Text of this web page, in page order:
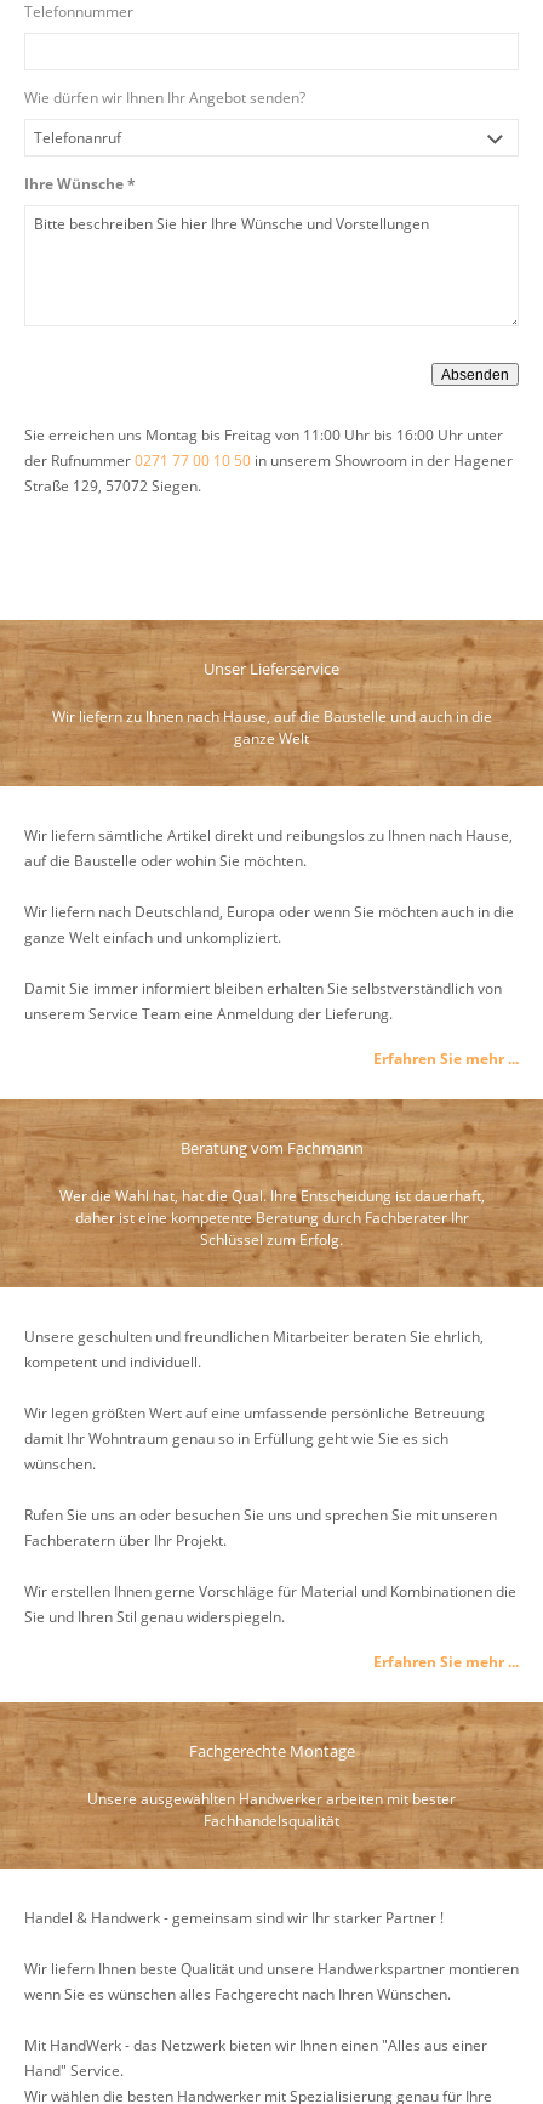
Telefonnummer
Wie dürfen wir Ihnen Ihr Angebot senden?
Ihre Wünsche *
Sie erreichen uns Montag bis Freitag von 11:00 Uhr bis 16:00 Uhr unter
der Rufnummer0271 77 00 10 50 in unserem Showroom in der Hagener
Straße 129, 57072 Siegen.
Unser Lieferservice
Wir liefern zu Ihnen nach Hause, auf die Baustelle und auch in die
ganze Welt
Wir liefern sämtliche Artikel direkt und reibungslos zu Ihnen nach Hause,
auf die Baustelle oder wohin Sie möchten.
Wir liefern nach Deutschland, Europa oder wenn Sie möchten auch in die
ganze Welt einfach und unkompliziert.
Damit Sie immer informiert bleiben erhalten Sie selbstverständlich von
unserem Service Team eine Anmeldung der Lieferung.
Erfahren Sie mehr ...
Beratung vom Fachmann
Wer die Wahl hat, hat die Qual. Ihre Entscheidung ist dauerhaft,
daher ist eine kompetente Beratung durch Fachberater Ihr
Schlüssel zum Erfolg.
Unsere geschulten und freundlichen Mitarbeiter beraten Sie ehrlich,
kompetent und individuell.
Wir legen größten Wert auf eine umfassende persönliche Betreuung
damit Ihr Wohntraum genau so in Erfüllung geht wie Sie es sich
wünschen.
Rufen Sie uns an oder besuchen Sie uns und sprechen Sie mit unseren
Fachberatern über Ihr Projekt.
Wir erstellen Ihnen gerne Vorschläge für Material und Kombinationen die
Sie und Ihren Stil genau widerspiegeln.
Erfahren Sie mehr ...
Fachgerechte Montage
Unsere ausgewählten Handwerker arbeiten mit bester
Fachhandelsqualität
Handel & Handwerk - gemeinsam sind wir Ihr starker Partner !
Wir liefern Ihnen beste Qualität und unsere Handwerkspartner montieren
wenn Sie es wünschen alles Fachgerecht nach Ihren Wünschen.
Mit HandWerk - das Netzwerk bieten wir Ihnen einen "Alles aus einer
Hand" Service.
Wir wählen die besten Handwerker mit Spezialisierung genau für Ihre